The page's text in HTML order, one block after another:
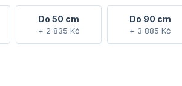
Do 50 cm
+ 2 835 Kč
Do 90 cm
+ 3 885 Kč